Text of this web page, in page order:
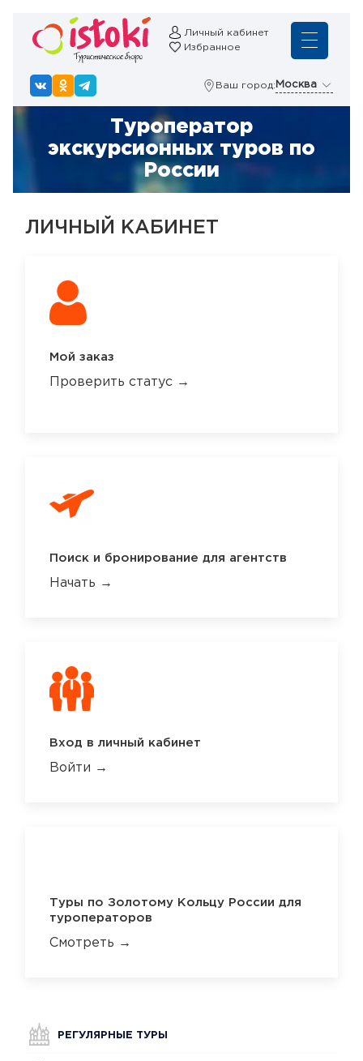
Личный кабинет
Избранное
Ваш город: Москва
Туроператор
экскурсионных туров по
России
РЕГУЛЯРНЫЕ ТУРЫ
ЛИЧНЫЙ КАБИНЕТ
Мой заказ
Проверить статус →
Поиск и бронирование для агентств
Начать →
Вход в личный кабинет
Войти →
Туры по Золотому Кольцу России для
туроператоров
Смотреть →